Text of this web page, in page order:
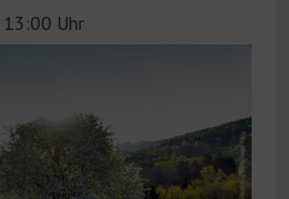
13:00 Uhr